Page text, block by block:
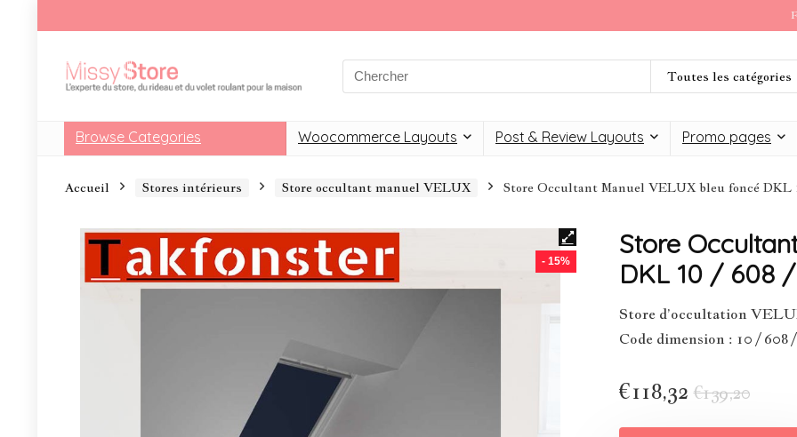
Toutes les catégories
Browse Categories Woocommerce Layouts Post & Review Layouts Promo pages
Accueil Stores intérieurs Store occultant manuel VELUX Store Occultant Manuel VELUX bleu foncé DKL
- 15%
Store
DKL 10 / 608
Store d’occultation
Code dimension : 10 / 608
€139,20
€118,32